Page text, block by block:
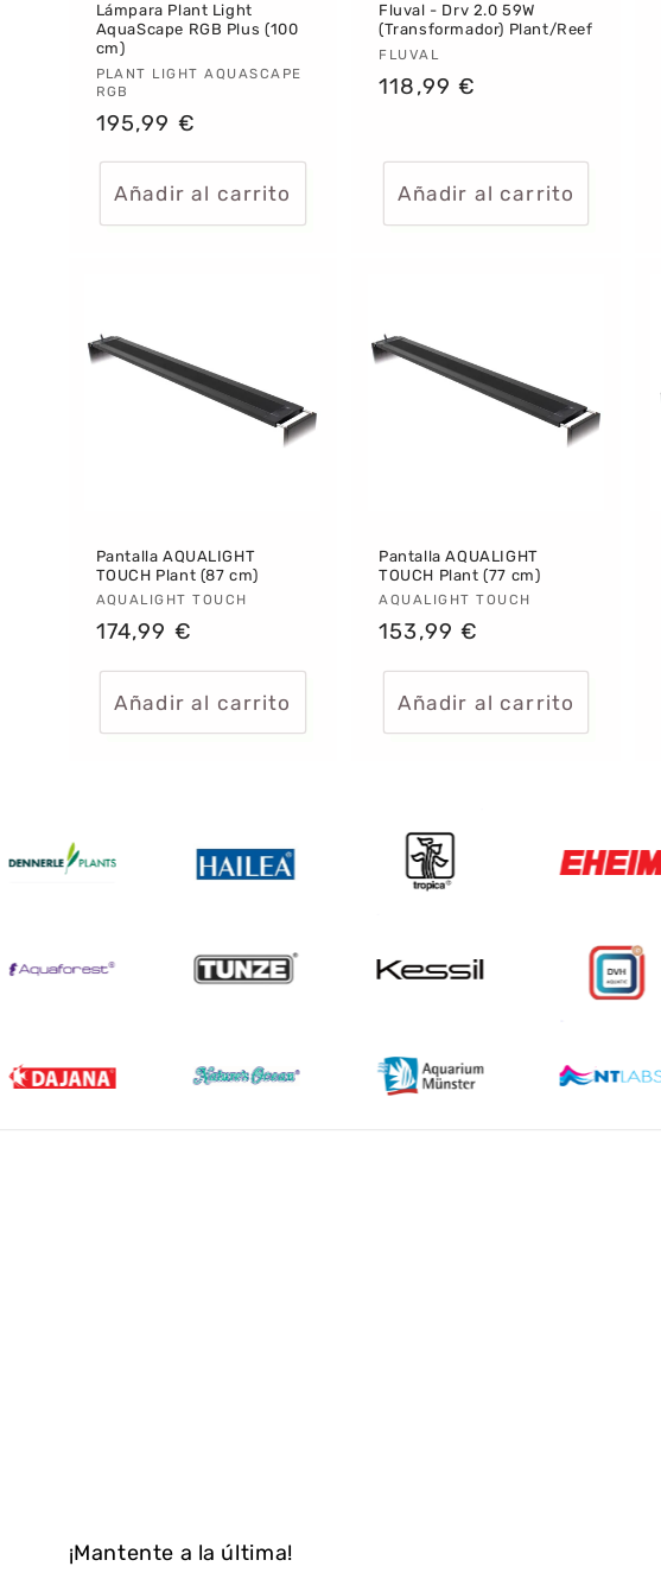
Lámpara Plant Light
AquaScape RGB Plus (100
cm)
Proveedor:
PLANT LIGHT AQUASCAPE
RGB
Precio
195,99 €
Añadir al carrito
Fluval - Drv 2.0 59W
(Transformador) Plant/Reef
Proveedor:
FLUVAL
Precio
118,99 €
Añadir al carrito
Pantalla AQUALIGHT
TOUCH Plant (87 cm)
Proveedor:
AQUALIGHT TOUCH
Precio
174,99 €
Añadir al carrito
Pantalla AQUALIGHT
TOUCH Plant (77 cm)
Proveedor:
AQUALIGHT TOUCH
Precio
153,99 €
Añadir al carrito
¡Mantente a la última!